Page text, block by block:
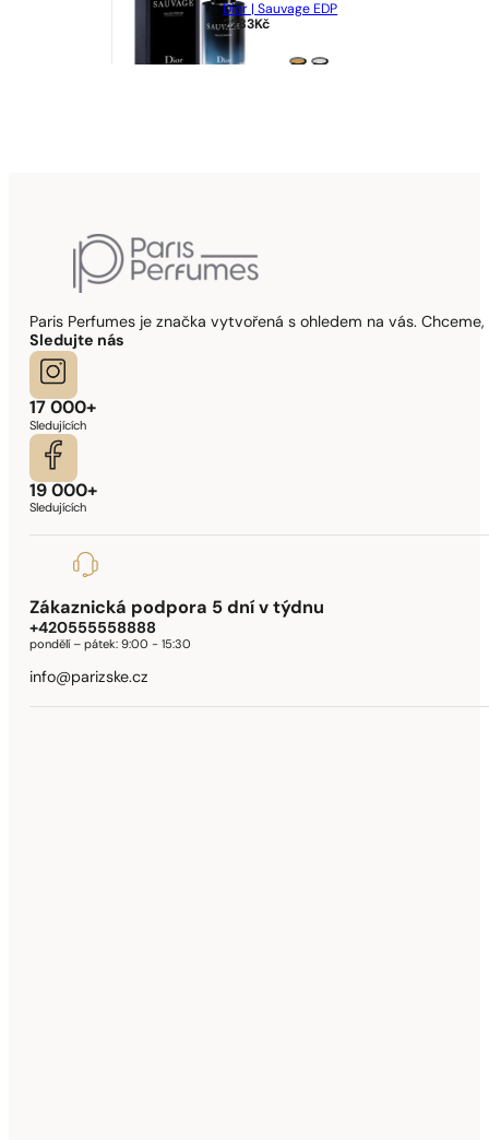
Dior | Sauvage EDP
2283Kč
Paris Perfumes je značka vytvořená s ohledem na vás.
Sledujte nás
17 000+
Sledujících
19 000+
Sledujících
Zákaznická podpora 5 dní v týdnu
+420555558888
pondělí – pátek:9:00 - 15:30
info@parizske.cz